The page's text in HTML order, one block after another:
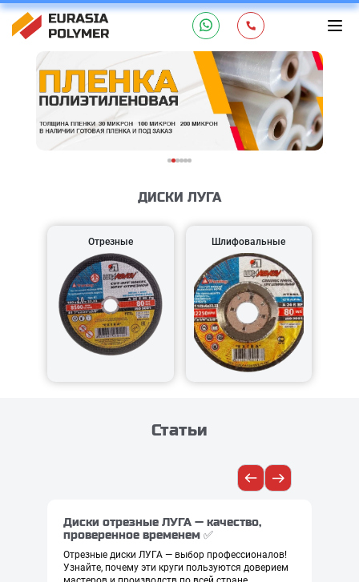
ДИСКИ ЛУГА
Отрезные Шлифовальные
Статьи
Диски отрезные ЛУГА — качество,
проверенное временем ✅
Отрезные диски ЛУГА — выбор профессионалов!
Узнайте, почему эти круги пользуются доверием